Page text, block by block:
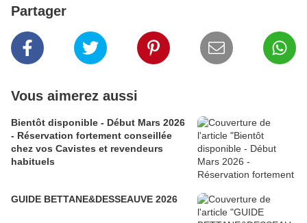
Partager
Vous aimerez aussi
Bientôt disponible - Début Mars 2026
- Réservation fortement conseillée
chez vos Cavistes et revendeurs
habituels
GUIDE BETTANE&DESSEAUVE 2026